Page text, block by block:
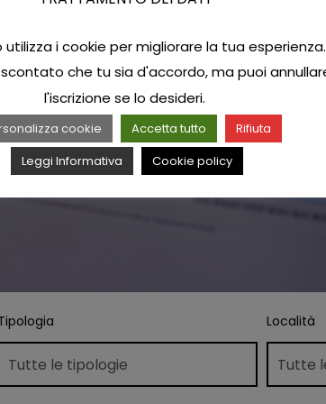
Località
i cookie per migliorare la tua esperienza.
che tu sia d'accordo, ma puoi
l'iscrizione se lo desideri.
cookie Accetta tutto
Rifiuta
Leggi Informativa
Cookie policy